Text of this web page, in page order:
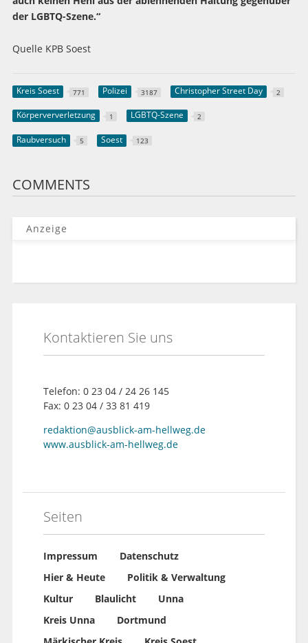
der LGBTQ-Szene.“
Quelle KPB Soest
Kreis Soest 771 Polizei 3187 Christopher Street Day 2
Körperververletzung 1 LGBTQ-Szene 2
Raubversuch 5 Soest 123
COMMENTS
Anzeige
Kontaktieren Sie uns
Telefon: 0 23 04 / 24 26 145
Fax: 0 23 04 / 33 81 419
redaktion@ausblick-am-hellweg.de
www.ausblick-am-hellweg.de
Seiten
Impressum
Datenschutz
Hier & Heute
Politik & Verwaltung
Kultur
Blaulicht
Unna
Kreis Unna
Dortmund